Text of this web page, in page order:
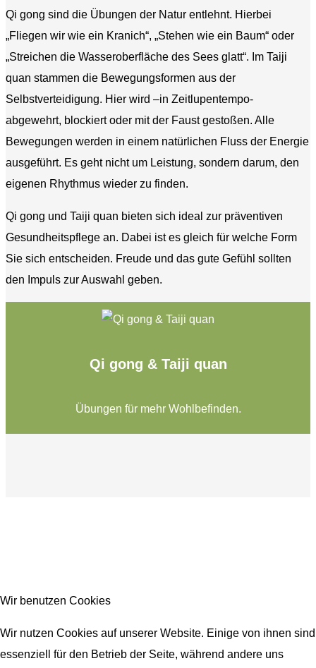
Qi gong sind die Übungen der Natur entlehnt. Hierbei
„Fliegen wir wie ein Kranich“, „Stehen wie ein Baum“ oder
„Streichen die Wasseroberfläche des Sees glatt“. Im Taiji
quan stammen die Bewegungsformen aus der
Selbstverteidigung. Hier wird –in Zeitlupentempo-
abgewehrt, blockiert oder mit der Faust gestoßen. Alle
Bewegungen werden in einem natürlichen Fluss der Energie
ausgeführt. Es geht nicht um Leistung, sondern darum, den
eigenen Rhythmus wieder zu finden.
Qi gong und Taiji quan bieten sich ideal zur präventiven
Gesundheitspflege an. Dabei ist es gleich für welche Form
Sie sich entscheiden. Freude und das gute Gefühl sollten
den Impuls zur Auswahl geben.
Qi gong & Taiji quan
Übungen für mehr Wohlbefinden.
Freude und das
Gleichgewicht?
Wir benutzen Cookies
Wir nutzen Cookies auf unserer Website. Einige von ihnen sind
essenziell für den Betrieb der Seite, während andere uns